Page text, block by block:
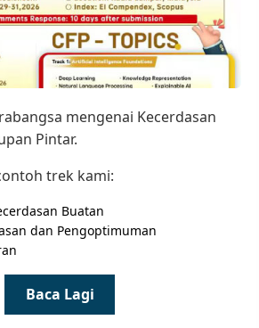
mengenai Kecerdasan
Pintar.
trek kami:
Buatan
dan Pengoptimuman
Baca Lagi